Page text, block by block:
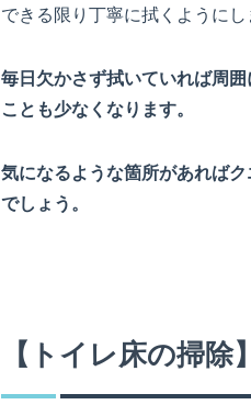
できる限り丁寧に拭くようにし
毎日欠かさず拭いていれば周
ことも少なくなります。
気になるような箇所があれば
でしょう。
【トイレ床の掃